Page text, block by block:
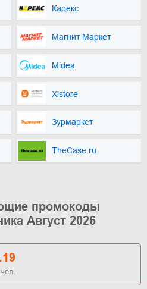
Карекс
Магнит Маркет
Midea
Xistore
Зурмаркет
TheCase.ru
промокоды
Август 2026
чел.